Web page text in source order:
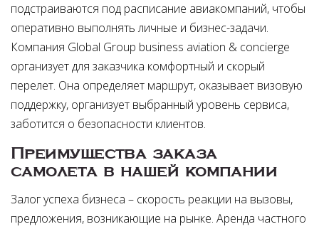
подстраиваются под расписание авиакомпаний, чтобы
оперативно выполнять личные и бизнес-задачи.
Компания Global Group business aviation & concierge
организует для заказчика комфортный и скорый
перелет. Она определяет маршрут, оказывает визовую
поддержку, организует выбранный уровень сервиса,
заботится о безопасности клиентов.
Преимущества заказа
самолета в нашей компании
Залог успеха бизнеса – скорость реакции на вызовы,
предложения, возникающие на рынке. Аренда частного